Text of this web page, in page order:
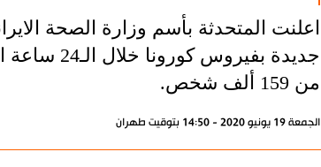
جديدة
من 159 ألف شخص.
الجمعة 19 يونيو 2020 - 14:50 بتوقيت طهران